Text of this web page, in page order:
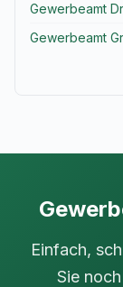
Gewerbeamt
Gewerbeamt
Einfach,
Sie